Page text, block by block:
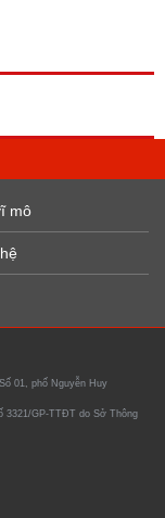
mô
01, phố Nguyễn Huy
3321/GP-TTĐT do Sở Thông